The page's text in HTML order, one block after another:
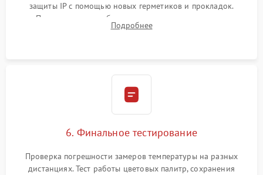
защиты IP с помощью новых герметиков и прокладок.
Программная калибровка матрицы по эталонному
абсолютно черному телу для точного измерения температур.
Подробнее
6. Финальное тестирование
Проверка погрешности замеров температуры на разных
дистанциях. Тест работы цветовых палитр, сохранения